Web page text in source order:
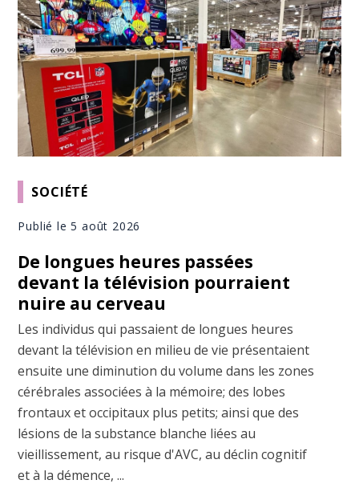
SOCIÉTÉ
Publié le 5 août 2026
De longues heures passées
devant la télévision pourraient
nuire au cerveau
Les individus qui passaient de longues heures
devant la télévision en milieu de vie présentaient
ensuite une diminution du volume dans les zones
cérébrales associées à la mémoire; des lobes
frontaux et occipitaux plus petits; ainsi que des
lésions de la substance blanche liées au
vieillissement, au risque d'AVC, au déclin cognitif
et à la démence, ...